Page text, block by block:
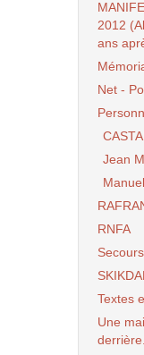
2012
ans
Net -
Jean
RNFA
Textes
Une
derrière..